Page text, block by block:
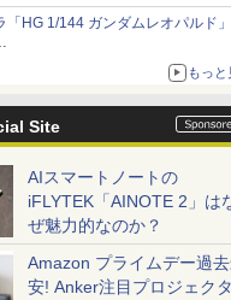
「HG 1/144 ガンダムレオパルド
世紀ガンダムX』30周年！インナー
リングの変形機構まで再現し最新
もっと
Site
AIスマートノートの
iFLYTEK「AINOTE 2」は
ぜ魅力的なのか？
Amazon プライムデー過
安! Anker注目プロジェクタ